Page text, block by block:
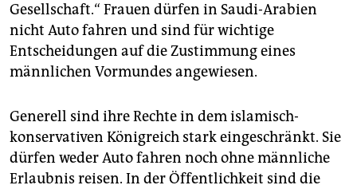
Gesellschaft.“ Frauen dürfen in Saudi-Arabien
nicht Auto fahren und sind für wichtige
Entscheidungen auf die Zustimmung eines
männlichen Vormundes angewiesen.
Generell sind ihre Rechte in dem islamisch-
konservativen Königreich stark eingeschränkt. Sie
dürfen weder Auto fahren noch ohne männliche
Erlaubnis reisen. In der Öffentlichkeit sind die